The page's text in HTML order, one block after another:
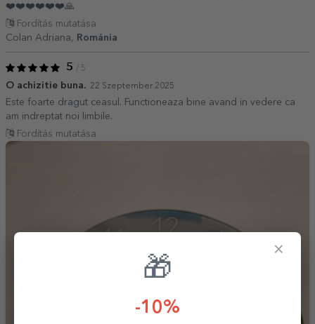
❤️❤️❤️❤️❤️❤️🙏
Fordítás mutatása
Colan Adriana,
Románia
5 / 5
O achizitie buna. 22 Szeptember 2025
Este foarte dragut ceasul. Functioneaza bine avand in vedere ca
am indreptat noi limbile.
Fordítás mutatása
×
🎁
-10%